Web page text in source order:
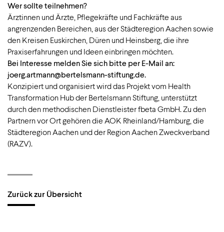
Wer sollte teilnehmen?
Ärztinnen und Ärzte, Pflegekräfte und Fachkräfte aus
angrenzenden Bereichen, aus der Städteregion Aachen sowie
den Kreisen Euskirchen, Düren und Heinsberg, die ihre
Praxiserfahrungen und Ideen einbringen möchten.
Bei Interesse melden Sie sich bitte per E-Mail an:
joerg.artmann@bertelsmann-stiftung.de.
Konzipiert und organisiert wird das Projekt vom Health
Transformation Hub der Bertelsmann Stiftung, unterstützt
durch den methodischen Dienstleister fbeta GmbH. Zu den
Partnern vor Ort gehören die AOK Rheinland/Hamburg, die
Städteregion Aachen und der Region Aachen Zweckverband
(RAZV).
Zurück zur Übersicht